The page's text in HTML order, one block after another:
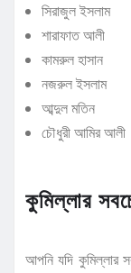
সিরাজুল ইসলাম
শারাফাত আলী
কামরুল হাসান
নজরুল ইসলাম
আব্দুল মতিন
চৌধুরী আমির আলী
কুমিল্লার
আপনি যদি কুমিল্লার